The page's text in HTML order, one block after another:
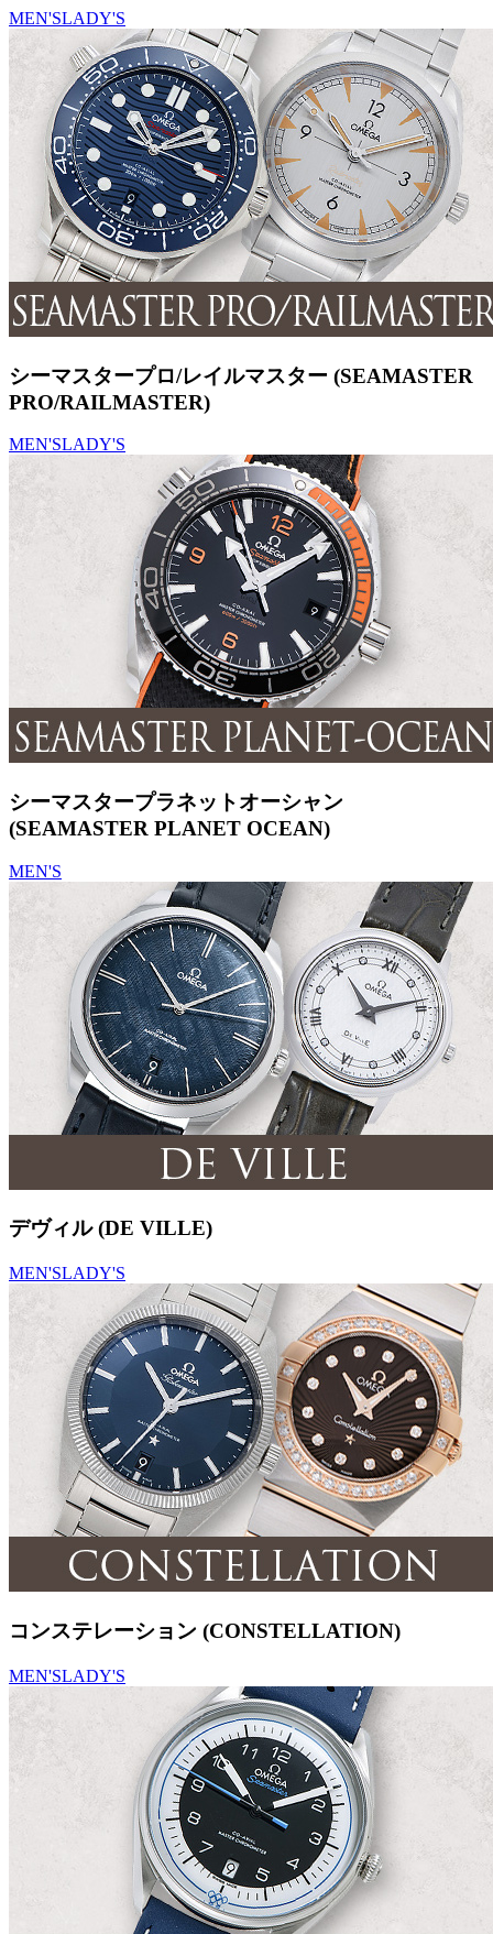
MEN'SLADY'S
シーマスタープロ/レイルマスター (SEAMASTER
PRO/RAILMASTER)
MEN'SLADY'S
シーマスタープラネットオーシャン
(SEAMASTER PLANET OCEAN)
MEN'S
デヴィル (DE VILLE)
MEN'SLADY'S
コンステレーション (CONSTELLATION)
MEN'SLADY'S